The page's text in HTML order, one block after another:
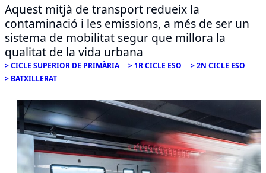
Aquest mitjà de transport redueix la
contaminació i les emissions, a més de ser un
sistema de mobilitat segur que millora la
qualitat de la vida urbana
CICLE SUPERIOR DE PRIMÀRIA 1R CICLE ESO
2N CICLE ESO
BATXILLERAT